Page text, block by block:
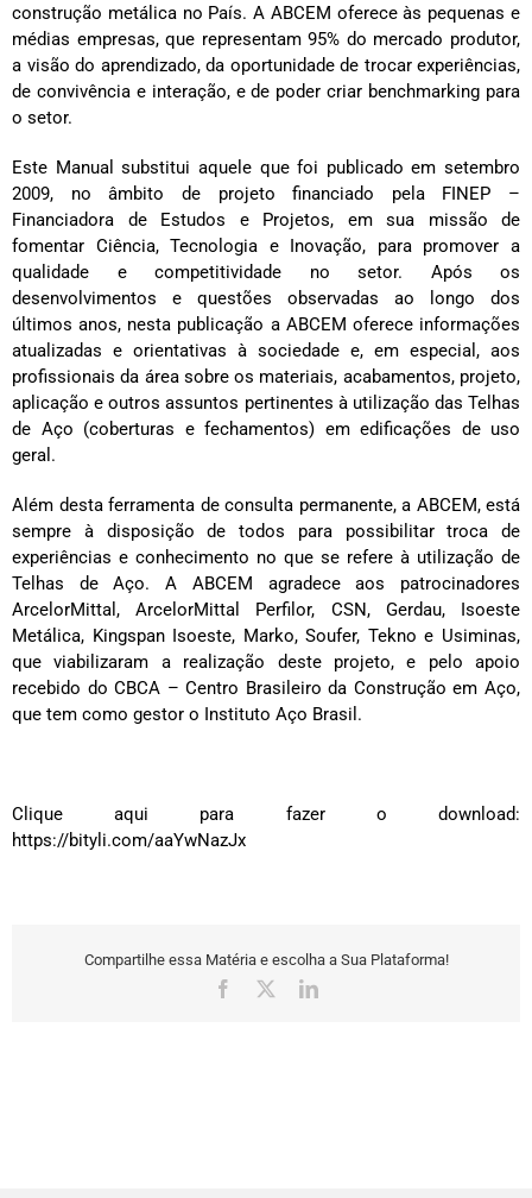
construção metálica no País. A ABCEM oferece às pequenas e
médias empresas, que representam 95% do mercado produtor,
a visão do aprendizado, da oportunidade de trocar experiências,
de convivência e interação, e de poder criar benchmarking para
o setor.
Este Manual substitui aquele que foi publicado em setembro
2009, no âmbito de projeto financiado pela FINEP –
Financiadora de Estudos e Projetos, em sua missão de
fomentar Ciência, Tecnologia e Inovação, para promover a
qualidade e competitividade no setor. Após os
desenvolvimentos e questões observadas ao longo dos
últimos anos, nesta publicação a ABCEM oferece informações
atualizadas e orientativas à sociedade e, em especial, aos
profissionais da área sobre os materiais, acabamentos, projeto,
aplicação e outros assuntos pertinentes à utilização das Telhas
de Aço (coberturas e fechamentos) em edificações de uso
geral.
Além desta ferramenta de consulta permanente, a ABCEM, está
sempre à disposição de todos para possibilitar troca de
experiências e conhecimento no que se refere à utilização de
Telhas de Aço. A ABCEM agradece aos patrocinadores
ArcelorMittal, ArcelorMittal Perfilor, CSN, Gerdau, Isoeste
Metálica, Kingspan Isoeste, Marko, Soufer, Tekno e Usiminas,
que viabilizaram a realização deste projeto, e pelo apoio
recebido do CBCA – Centro Brasileiro da Construção em Aço,
que tem como gestor o Instituto Aço Brasil.
Clique aqui para fazer o download:
https://bityli.com/aaYwNazJx
Compartilhe essa Matéria e escolha a Sua Plataforma!
Facebook LinkedIn